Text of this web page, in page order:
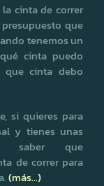
cinta de correr
que
tenemos un
cinta puedo
que cinta debo
si quieres para
y tienes unas
saber que
de correr para
(más…)